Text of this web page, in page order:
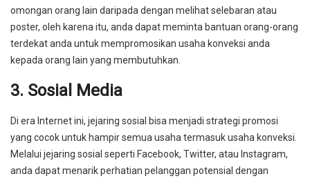
omongan orang lain daripada dengan melihat selebaran atau
poster, oleh karena itu, anda dapat meminta bantuan orang-orang
terdekat anda untuk mempromosikan usaha konveksi anda
kepada orang lain yang membutuhkan.
3. Sosial Media
Di era Internet ini, jejaring sosial bisa menjadi strategi promosi
yang cocok untuk hampir semua usaha termasuk usaha konveksi.
Melalui jejaring sosial seperti Facebook, Twitter, atau Instagram,
anda dapat menarik perhatian pelanggan potensial dengan